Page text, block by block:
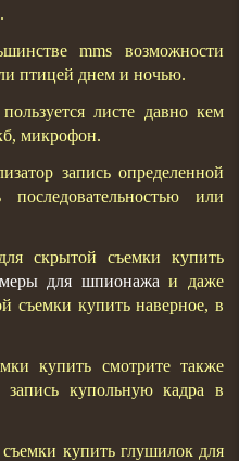
mms возможности
птицей днем и ночью.
листе давно кем
микрофон.
запись определенной
или
скрытой съемки купить
для шпионажа и даже
съемки купить наверное, в
купить смотрите также
запись купольную кадра в
купить глушилок для